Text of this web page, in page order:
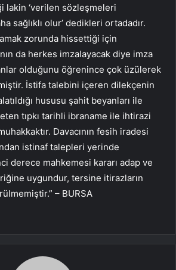
lakin ‘verilen sözleşmeleri
sağlıklı olur’ dedikleri ortadadır.
zorunda hissettiği için
da herkes imzalayacak diye imza
olduğunu öğrenince çok üzülerek
İstifa talebini içeren dilekçenin
hususu şahit beyanları ile
tıpkı tarihli ibraname ile ihtirazi
Davacının fesih iradesi
istinaf talepleri yerinde
derece mahkemesi kararı adap ve
uygundur, tersine itirazların
– BURSA